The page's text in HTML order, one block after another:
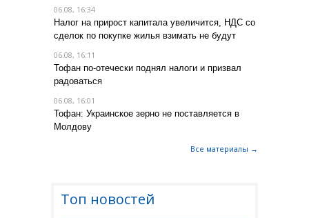
06.08, 16:34
Налог на прирост капитала увеличится, НДС со
сделок по покупке жилья взимать не будут
06.08, 16:11
Тофан по-отечески поднял налоги и призвал
радоваться
06.08, 16:01
Тофан: Украинское зерно не поставляется в
Молдову
Все материалы →
Топ новостей